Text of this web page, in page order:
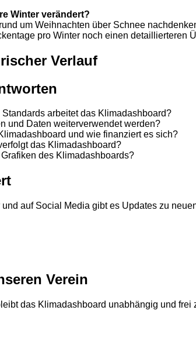
Winter verändert?
um Weihnachten über Schnee
pro Winter noch einen detaillierteren
Verlauf
arbeitet das Klimadashboard?
und Daten weiterverwendet werden?
und wie finanziert es sich?
das Klimadashboard?
des Klimadashboards?
und auf Social Media gibt es Updates zu
Verein
das Klimadashboard unabhängig und frei